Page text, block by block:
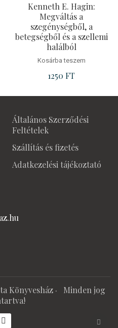
Kenneth E. Hagin:
Megváltás a
szegénységből, a
betegségből és a szellemi
halálból
Kosárba teszem
1250 FT
Általános Szerződési
Feltételek
Szállítás és fizetés
Adatkezelési tájékoztató
Könyvesház· Minden jog